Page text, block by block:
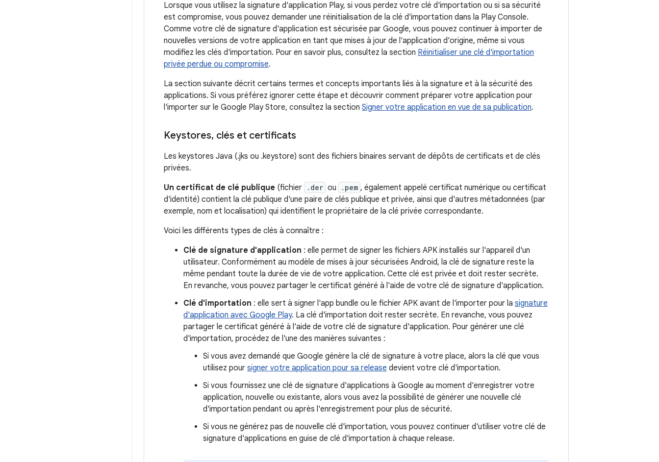
Lorsque vous utilisez la signature d'application Play, si vous perdez votre clé d'importation ou si sa sécurité
est compromise, vous pouvez demander une réinitialisation de la clé d'importation dans la Play Console.
Comme votre clé de signature d'application est sécurisée par Google, vous pouvez continuer à importer de
nouvelles versions de votre application en tant que mises à jour de l'application d'origine, même si vous
modifiez les clés d'importation. Pour en savoir plus, consultez la section Réinitialiser une clé d'importation
privée perdue ou compromise.
La section suivante décrit certains termes et concepts importants liés à la signature et à la sécurité des
applications. Si vous préférez ignorer cette étape et découvrir comment préparer votre application pour
l'importer sur le Google Play Store, consultez la section Signer votre application en vue de sa publication.
Keystores, clés et certificats
Les keystores Java (.jks ou .keystore) sont des fichiers binaires servant de dépôts de certificats et de clés
privées.
Un certificat de clé publique (fichier .der ou .pem , également appelé certificat numérique ou certificat
d'identité) contient la clé publique d'une paire de clés publique et privée, ainsi que d'autres métadonnées (par
exemple, nom et localisation) qui identifient le propriétaire de la clé privée correspondante.
Voici les différents types de clés à connaître :
Clé de signature d'application : elle permet de signer les fichiers APK installés sur l'appareil d'un
utilisateur. Conformément au modèle de mises à jour sécurisées Android, la clé de signature reste la
même pendant toute la durée de vie de votre application. Cette clé est privée et doit rester secrète.
En revanche, vous pouvez partager le certificat généré à l'aide de votre clé de signature d'application.
Clé d'importation : elle sert à signer l'app bundle ou le fichier APK avant de l'importer pour la signature
d'application avec Google Play. La clé d'importation doit rester secrète. En revanche, vous pouvez
partager le certificat généré à l'aide de votre clé de signature d'application. Pour générer une clé
d'importation, procédez de l'une des manières suivantes :
Si vous avez demandé que Google génère la clé de signature à votre place, alors la clé que vous
utilisez pour signer votre application pour sa release devient votre clé d'importation.
Si vous fournissez une clé de signature d'applications à Google au moment d'enregistrer votre
application, nouvelle ou existante, alors vous avez la possibilité de générer une nouvelle clé
d'importation pendant ou après l'enregistrement pour plus de sécurité.
Si vous ne générez pas de nouvelle clé d'importation, vous pouvez continuer d'utiliser votre clé de
signature d'applications en guise de clé d'importation à chaque release.